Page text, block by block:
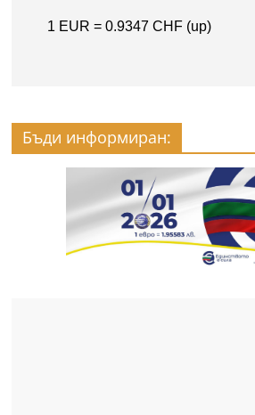
Бъди информиран: